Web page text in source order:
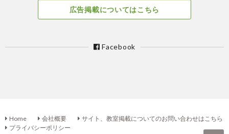
広告掲載についてはこちら
Facebook
Home 会社概要
サイト、教室掲載についてのお問い合わせはこちら
プライバシーポリシー